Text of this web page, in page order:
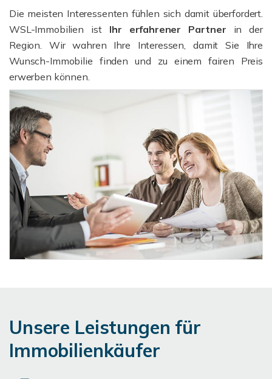
Die meisten Interessenten fühlen sich damit überfordert.
WSL-Immobilien ist Ihr erfahrener Partner in der
Region. Wir wahren Ihre Interessen, damit Sie Ihre
Wunsch-Immobilie finden und zu einem fairen Preis
erwerben können.
Unsere Leistungen für
Immobilienkäufer